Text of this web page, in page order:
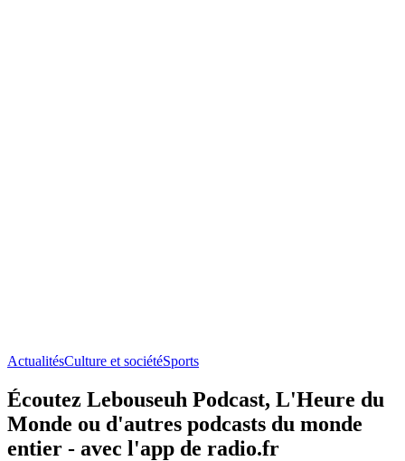
ActualitésCulture et sociétéSports
Écoutez Lebouseuh Podcast, L'Heure du
Monde ou d'autres podcasts du monde
entier - avec l'app de radio.fr